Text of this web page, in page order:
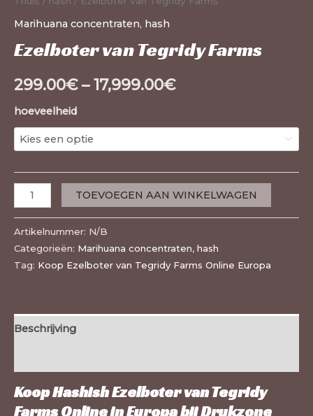
Marihuana concentraten, hash
Ezelboter van Tegridy Farms
299.00€–17,999.00€
hoeveelheid
TOEVOEGEN AAN WINKELWAGEN
Artikelnummer: N/B
Categorieën: Marihuana concentraten, hash
Tag: Koop Ezelboter van Tegridy Farms Online Europa
Beschrijving
Koop Hashish Ezelboter van Tegridy
Farms Online in Europa bijDrukzone